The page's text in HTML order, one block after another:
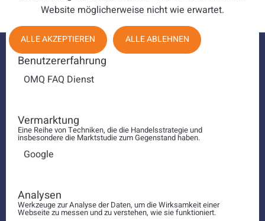
Website möglicherweise nicht wie erwartet.
ALLE AKZEPTIEREN ALLE ABLEHNEN
Benutzererfahrung
OMQ FAQ Dienst
Vermarktung
Eine Reihe von Techniken, die die Handelsstrategie und
insbesondere die Marktstudie zum Gegenstand haben.
Google
Analysen
Werkzeuge zur Analyse der Daten, um die Wirksamkeit einer
Webseite zu messen und zu verstehen, wie sie funktioniert.